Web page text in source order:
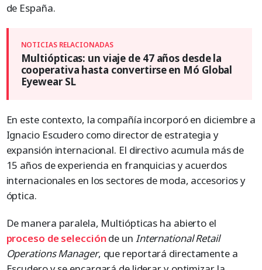
de España.
Multiópticas: un viaje de 47 años desde la
cooperativa hasta convertirse en Mó Global
Eyewear SL
En este contexto, la compañía incorporó en diciembre a
Ignacio Escudero como director de estrategia y
expansión internacional. El directivo acumula más de
15 años de experiencia en franquicias y acuerdos
internacionales en los sectores de moda, accesorios y
óptica.
De manera paralela, Multiópticas ha abierto el
proceso de selecciónde un International Retail
Operations Manager, que reportará directamente a